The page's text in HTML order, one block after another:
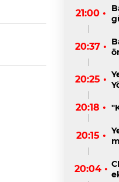
21:00 •
20:37 •
20:25 •
20:18 •
20:15 •
20:04 •